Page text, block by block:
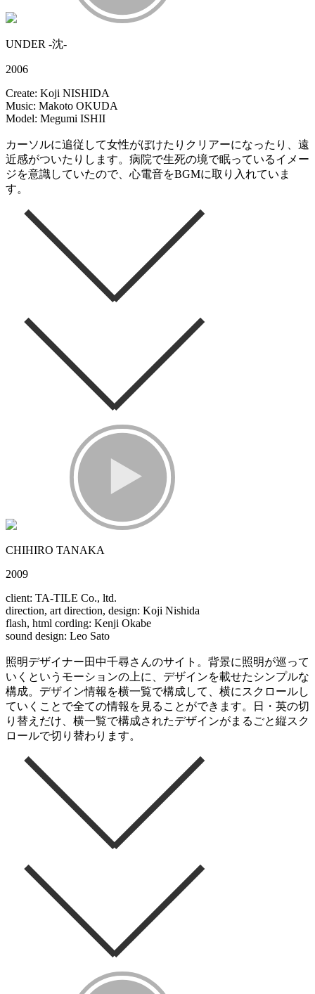
UNDER -沈-
2006
Create: Koji NISHIDA
Music: Makoto OKUDA
Model: Megumi ISHII
カーソルに追従して女性がぼけたりクリアーになったり、遠
近感がついたりします。病院で生死の境で眠っているイメー
ジを意識していたので、心電音をBGMに取り入れていま
す。
CHIHIRO TANAKA
2009
client: TA-TILE Co., ltd.
direction, art direction, design: Koji Nishida
flash, html cording: Kenji Okabe
sound design: Leo Sato
照明デザイナー田中千尋さんのサイト。背景に照明が巡って
いくというモーションの上に、デザインを載せたシンプルな
構成。デザイン情報を横一覧で構成して、横にスクロールし
ていくことで全ての情報を見ることができます。日・英の切
り替えだけ、横一覧で構成されたデザインがまるごと縦スク
ロールで切り替わります。